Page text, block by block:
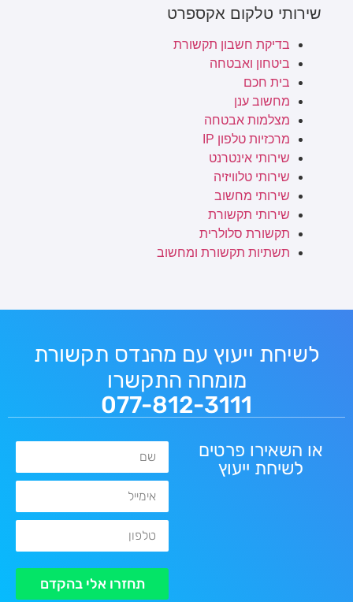
שירותי טלקום אקספרט
בדיקת חשבון תקשורת
ביטחון ואבטחה
בית חכם
מחשוב ענן
מצלמות אבטחה
מרכזיות טלפון IP
שירותי אינטרנט
שירותי טלוויזיה
שירותי מחשוב
שירותי תקשורת
תקשורת סלולרית
תשתיות תקשורת ומחשוב
לשיחת ייעוץ עם מהנדס תקשורת
מומחה התקשרו
077-812-3111
או השאירו פרטים
לשיחת ייעוץ
שם
אימייל
טלפון
תחזרו אלי בהקדם